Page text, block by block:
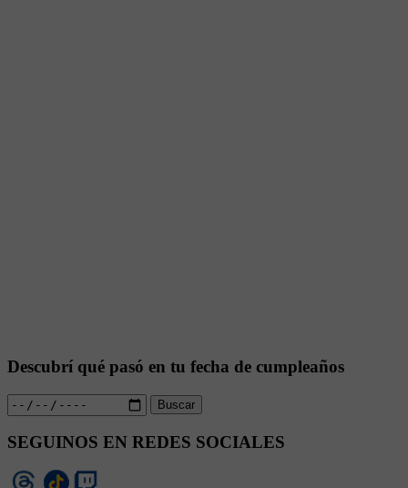
Descubrí qué pasó en tu fecha de cumpleaños
Buscar
SEGUINOS EN REDES SOCIALES